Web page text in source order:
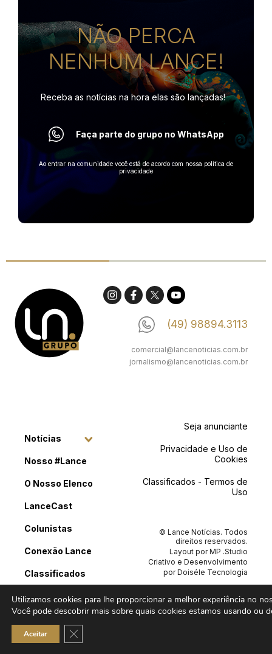
NÃO PERCA
NENHUM LANCE!
Receba as notícias na hora elas são lançadas!
Faça parte do grupo no WhatsApp
Ao entrar na comunidade você está de acordo com nossa política de
privacidade
(49) 98894.3113
comercial@lancenoticias.com.br
jornalismo@lancenoticias.com.br
Notícias
Nosso #Lance
O Nosso Elenco
LanceCast
Colunistas
Conexão Lance
Classificados
Contato
Seja anunciante
Privacidade e Uso de
Cookies
Classificados - Termos de
Uso
© Lance Notícias. Todos
direitos reservados.
Layout porMP .Studio
Criativo e Desenvolvimento
porDoiséle Tecnologia
Utilizamos cookies para lhe proporcionar a melhor experiência no
Você pode descobrir mais sobre quais cookies estamos usando ou
Aceitar Close GDPR Cookie Banner